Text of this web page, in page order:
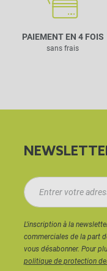
PAIEMENT EN 4 FOIS
sans frais
L'inscription à la
commerciales de la part
vous désabonner. Pour
politique de protection